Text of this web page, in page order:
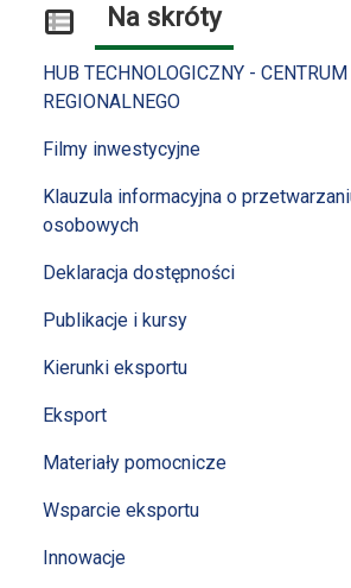
Na skróty
HUB TECHNOLOGICZNY -
REGIONALNEGO
Filmy inwestycyjne
Klauzula informacyjna o
osobowych
Deklaracja dostępności
Publikacje i kursy
Kierunki eksportu
Eksport
Materiały pomocnicze
Wsparcie eksportu
Innowacje